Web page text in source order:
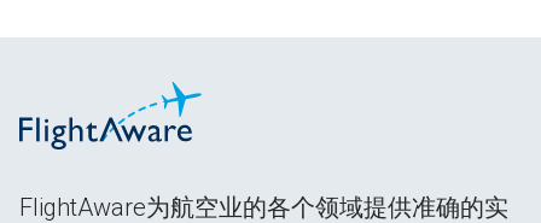
FlightAware为航空业的各个领域提供准确的实